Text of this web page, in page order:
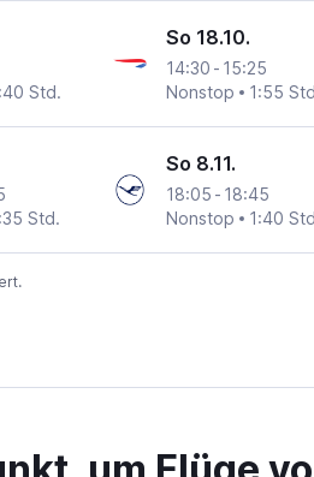
Std.
So 18.10.
14:30 - 15:25
Nonstop
1:55
Std.
So 8.11.
18:05 - 18:45
Nonstop
1:40